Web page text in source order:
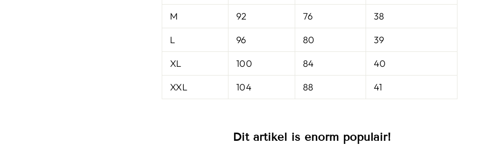
M
92 76
38
L
96 80
39
XL
100 84
40
XXL
104 88 41
Dit artikel is enorm populair!